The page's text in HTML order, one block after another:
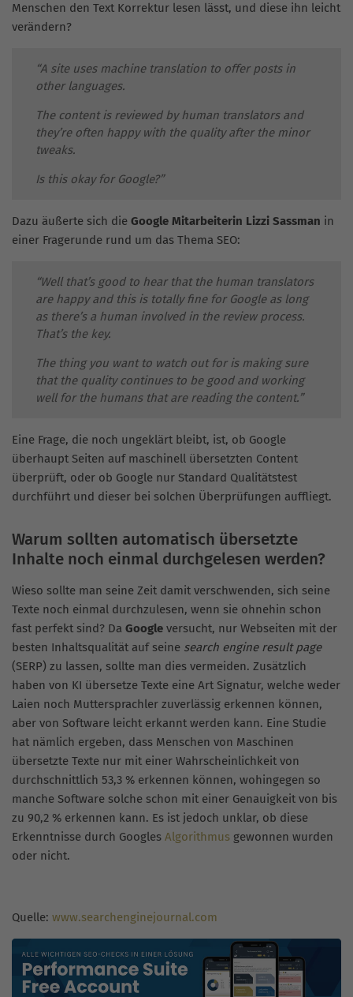
Menschen den Text Korrektur lesen lässt, und diese ihn leicht
verändern?
“A site uses machine translation to offer posts in
other languages.
The content is reviewed by human translators and
they’re often happy with the quality after the minor
tweaks.
Is this okay for Google?”
Dazu äußerte sich die Google Mitarbeiterin Lizzi Sassman in
einer Fragerunde rund um das Thema SEO:
“Well that’s good to hear that the human translators
are happy and this is totally fine for Google as long
as there’s a human involved in the review process.
That’s the key.
The thing you want to watch out for is making sure
that the quality continues to be good and working
well for the humans that are reading the content.”
Eine Frage, die noch ungeklärt bleibt, ist, ob Google
überhaupt Seiten auf maschinell übersetzten Content
überprüft, oder ob Google nur Standard Qualitätstest
durchführt und dieser bei solchen Überprüfungen auffliegt.
Warum sollten automatisch übersetzte
Inhalte noch einmal durchgelesen werden?
Wieso sollte man seine Zeit damit verschwenden, sich seine
Texte noch einmal durchzulesen, wenn sie ohnehin schon
fast perfekt sind? Da Google versucht, nur Webseiten mit der
besten Inhaltsqualität auf seine search engine result page
(SERP) zu lassen, sollte man dies vermeiden. Zusätzlich
haben von KI übersetze Texte eine Art Signatur, welche weder
Laien noch Muttersprachler zuverlässig erkennen können,
aber von Software leicht erkannt werden kann. Eine Studie
hat nämlich ergeben, dass Menschen von Maschinen
übersetzte Texte nur mit einer Wahrscheinlichkeit von
durchschnittlich 53,3 % erkennen können, wohingegen so
manche Software solche schon mit einer Genauigkeit von bis
zu 90,2 % erkennen kann. Es ist jedoch unklar, ob diese
Erkenntnisse durch Googles Algorithmus gewonnen wurden
oder nicht.
Quelle: www.searchenginejournal.com